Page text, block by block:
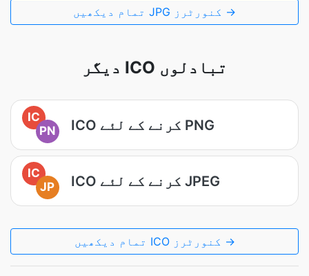
تمام دیکھیں JPG کنورٹرز →
دیگر ICO تبادلوں
IC
PN
ICO کرنے کے لئے PNG
IC
JP
ICO کرنے کے لئے JPEG
تمام دیکھیں ICO کنورٹرز →